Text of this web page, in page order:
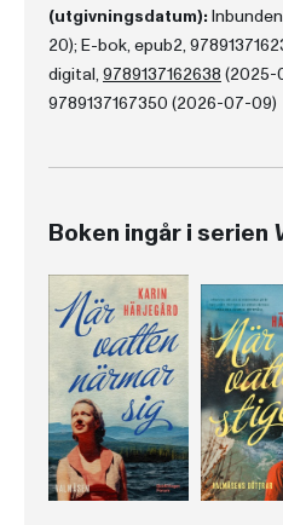
(utgivningsdatum):
20); E-bok, epub2,
digital, 9789137162638 (2025-
9789137167350 (2026-07-09)
Boken ingår i serien